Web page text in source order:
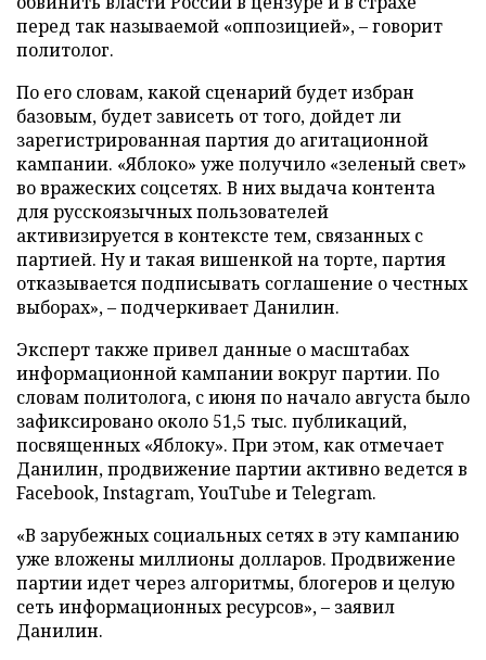
перед так называемой «оппозицией», – говорит
политолог.
По его словам, какой сценарий будет избран
базовым, будет зависеть от того, дойдет ли
зарегистрированная партия до агитационной
кампании. «Яблоко» уже получило «зеленый свет»
во вражеских соцсетях. В них выдача контента
для русскоязычных пользователей
активизируется в контексте тем, связанных с
партией. Ну и такая вишенкой на торте, партия
отказывается подписывать соглашение о честных
выборах», – подчеркивает Данилин.
Эксперт также привел данные о масштабах
информационной кампании вокруг партии. По
словам политолога, с июня по начало августа было
зафиксировано около 51,5 тыс. публикаций,
посвященных «Яблоку». При этом, как отмечает
Данилин, продвижение партии активно ведется в
Facebook, Instagram, YouTube и Telegram.
«В зарубежных социальных сетях в эту кампанию
уже вложены миллионы долларов. Продвижение
партии идет через алгоритмы, блогеров и целую
сеть информационных ресурсов», – заявил
Данилин.